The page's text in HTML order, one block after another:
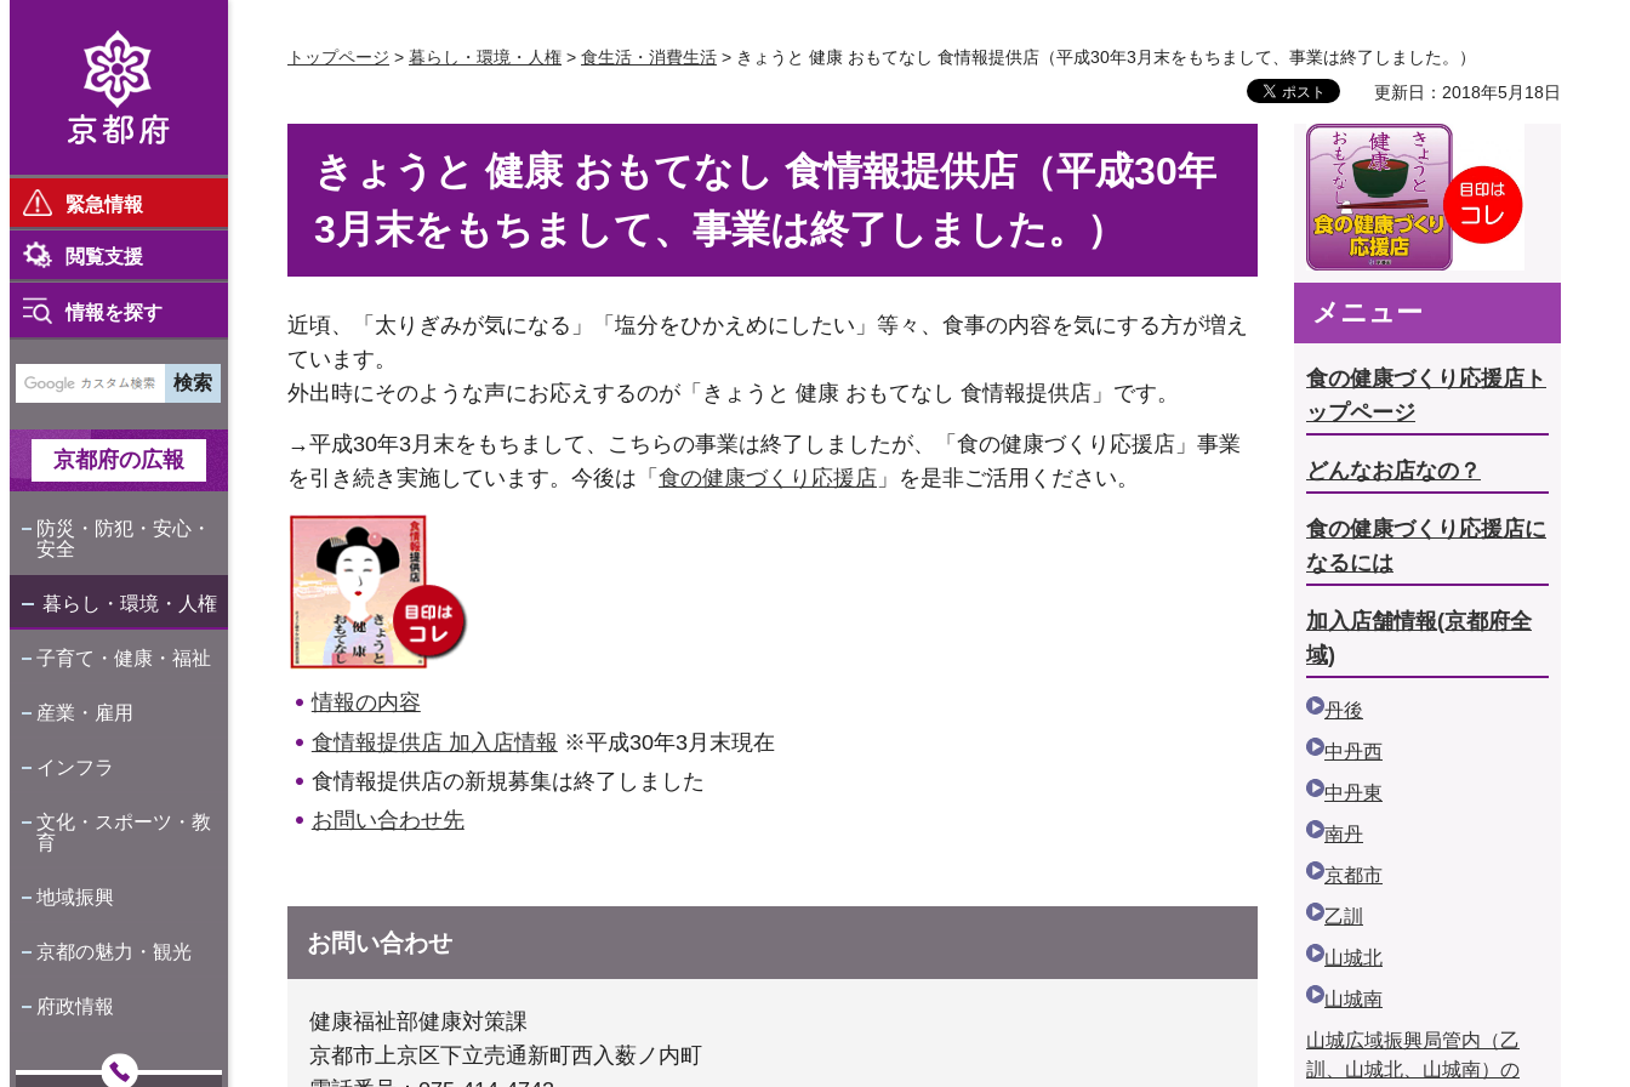
緊急情報
閲覧支援
情報を探す
京都府の広報
防災・防犯・安心・
安全
暮らし・環境・人権
子育て・健康・福祉
産業・雇用
インフラ
文化・スポーツ・教
育
地域振興
京都の魅力・観光
府政情報
トップページ > 暮らし・環境・人権 > 食生活・消費生活 > きょうと 健康 おもてなし 食情報提供店（平成30年3月末をもちまして、事業は終了しました。）
更新日：2018年5月18日
きょうと 健康 おもてなし 食情報提供店（平成30年
3月末をもちまして、事業は終了しました。）
近頃、「太りぎみが気になる」「塩分をひかえめにしたい」等々、食事の内容を気にする方が増え
ています。
外出時にそのような声にお応えするのが「きょうと 健康 おもてなし 食情報提供店」です。
→平成30年3月末をもちまして、こちらの事業は終了しましたが、「食の健康づくり応援店」事業
を引き続き実施しています。今後は「 食の健康づくり応援店 」を是非ご活用ください。
情報の内容
食情報提供店 加入店情報 ※平成30年3月末現在
食情報提供店の新規募集は終了しました
お問い合わせ先
お問い合わせ
健康福祉部健康対策課
京都市上京区下立売通新町西入薮ノ内町
メニュー
食の健康づくり応援店ト
ップページ
どんなお店なの？
食の健康づくり応援店に
なるには
加入店舗情報(京都府全
域)
丹後
中丹西
中丹東
南丹
京都市
乙訓
山城北
山城南
山城広域振興局管内（乙
訓、山城北、山城南）の